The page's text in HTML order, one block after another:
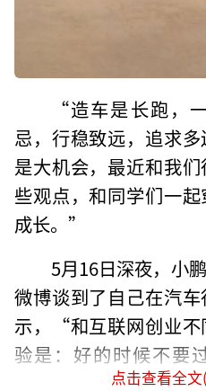
“造车是长跑，
忌，行稳致远，追求
是大机会，最近和我
些观点，和同学们一
成长。”
5月16日深夜，小
微博谈到了自己在汽
示，“和互联网创业不
验是：好的时候不要
逼，不好的时候实际
点击查看全